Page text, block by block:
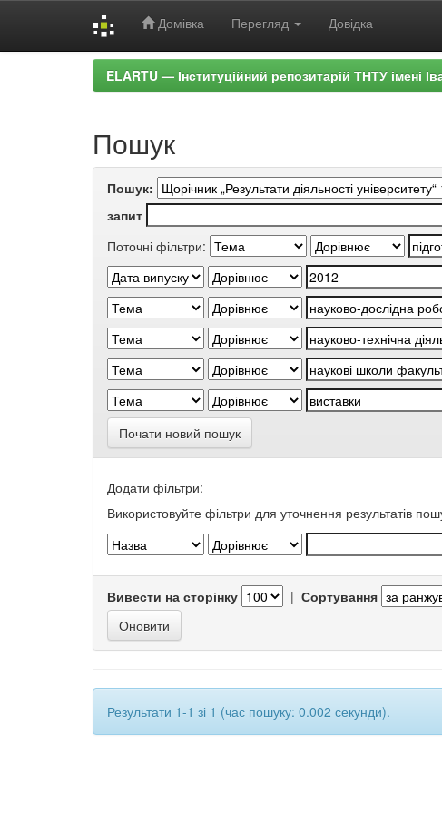
Домівка Перегляд Довідка
ELARTU — Інституційний репозитарій ТНТУ імені
Пошук
Пошук:
запит
Поточні фільтри:
Почати новий пошук
Додати фільтри:
Використовуйте фільтри для уточнення результатів
Вивести на сторінку | Сортування
Результати 1-1 зі 1 (час пошуку: 0.002 секунди).